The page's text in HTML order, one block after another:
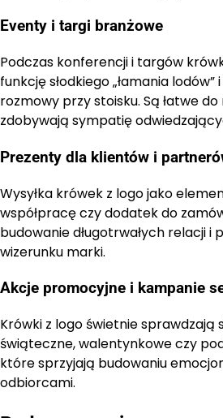
Eventy i targi branżowe
Podczas konferencji i targów
funkcję słodkiego „łamania
rozmowy przy stoisku. Są łatwe
zdobywają sympatię
Prezenty dla klientów i
Wysyłka krówek z logo jako
współpracę czy dodatek do
budowanie długotrwałych relacji i
wizerunku marki.
Akcje promocyjne i kampanie
Krówki z logo świetnie sprawdzają
świąteczne, walentynkowe czy
które sprzyjają budowaniu
odbiorcami.